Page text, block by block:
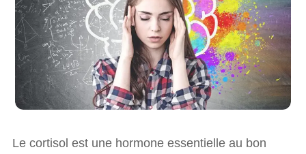
Le cortisol est une hormone essentielle au bon